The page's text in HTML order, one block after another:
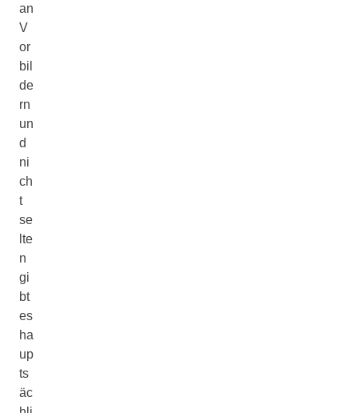
an
V
or
bil
de
rn
un
d
ni
ch
t
se
lte
n
gi
bt
es
ha
up
ts
äc